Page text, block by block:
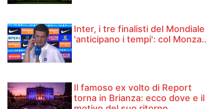
Inter, i tre finalisti del Mondiale
'anticipano i tempi': col Monza..
Il famoso ex volto di Report
torna in Brianza: ecco dove e il